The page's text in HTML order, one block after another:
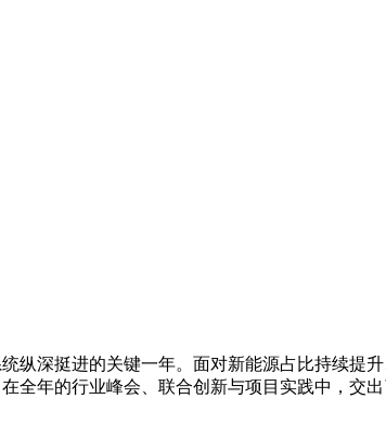
纵深挺进的关键一年。面对新能源占比持续
全年的行业峰会、联合创新与项目实践中，交出